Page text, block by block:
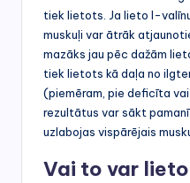
tiek lietots. Ja lieto l-
muskuļi var ātrāk
mazāks jau pēc dažām
tiek lietots kā daļa no
(piemēram, pie deficīta
rezultātus var sākt
uzlabojas vispārējais
Vai to var